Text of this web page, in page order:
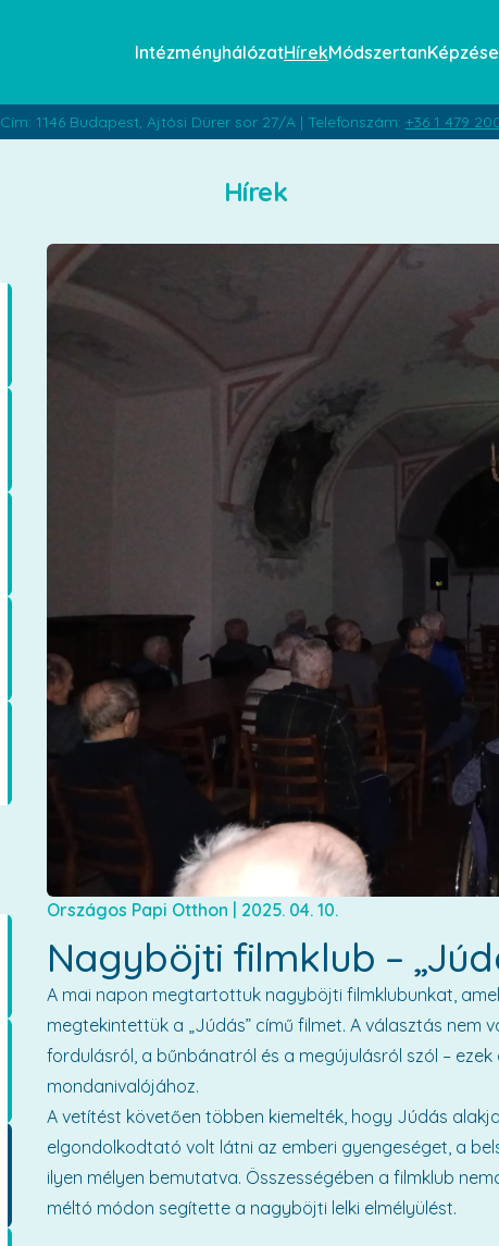
IntézményhálózatHírekMódszertan
Cím: 1146 Budapest, Ajtósi Dürer sor 27/A | Telefonszám: +36 1 479
Hírek
Országos Papi Otthon | 2025. 04. 10.
Nagyböjti filmklub –
A mai napon megtartottuk nagyböjti filmklubunkat,
megtekintettük a „Júdás” című filmet. A választás nem
fordulásról, a bűnbánatról és a megújulásról szól –
mondanivalójához.
A vetítést követően többen kiemelték, hogy Júdás
elgondolkodtató volt látni az emberi gyengeséget, a
ilyen mélyen bemutatva. Összességében a filmklub
méltó módon segítette a nagyböjti lelki elmélyülést.